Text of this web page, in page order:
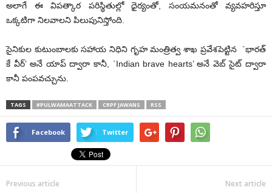
అలాగే ఈ విపత్కార పరిస్థితుల్లో ధైర్యంతో, సంయమనంతో వ్యవహరిస్తూ
ఒక్కటిగా నిలవాలని పిలుపునిస్తోంది.
సైనికుల కుటుంబాలకు సహాయ నిధిని గృహ మంత్రిత్వ శాఖ ప్రవేశపెట్టిన `భారత్
కే వీర్’ అనే యాప్ ద్వారా కానీ, `Indian brave hearts’ అనే వెబ్ సైట్ ద్వారా
కానీ పంపవచ్చును.
TAGS #PULWAMAATTACK CRPF JAWANS RSS
Facebook Twitter
Previous article Next article